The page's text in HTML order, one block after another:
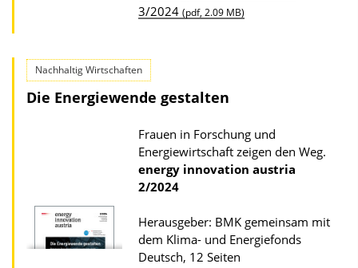
D
w
n
l
a
d
s
u
r
3/2024 (pdf, 2.09 MB)
Nachhaltig Wirtschaften
Die Energiewende gestalten
Frauen in Forschung und
Energiewirtschaft zeigen den Weg.
energy innovation austria
2/2024
Herausgeber: BMK gemeinsam mit
dem Klima- und Energiefonds
Deutsch, 12 Seiten